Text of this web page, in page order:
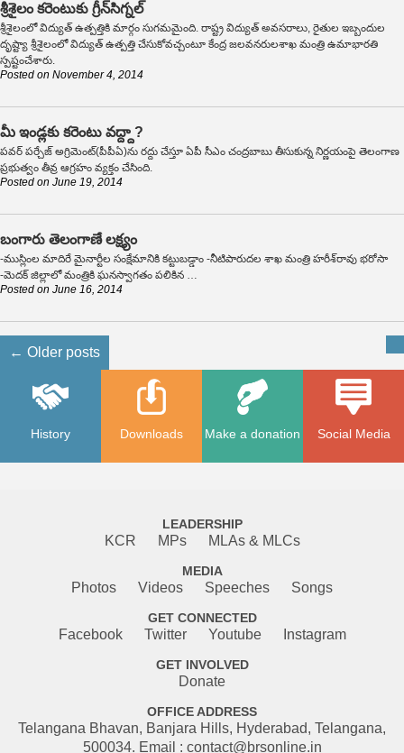
శ్రీశైలం కరెంటుకు గ్రీన్‌సిగ్నల్
శ్రీశైలంలో విద్యుత్ ఉత్పత్తికి మార్గం సుగమమైంది. రాష్ట్ర విద్యుత్ అవసరాలు, రైతుల ఇబ్బందుల
దృష్ట్యా శ్రీశైలంలో విద్యుత్ ఉత్పత్తి చేసుకోవచ్చంటూ కేంద్ర జలవనరులశాఖ మంత్రి ఉమాభారతి
స్పష్టంచేశారు.
Posted on November 4, 2014
మీ ఇండ్లకు కరెంటు వద్ద్దా?
పవర్ పర్చేజ్ అగ్రిమెంట్(పీపీఏ)ను రద్దు చేస్తూ ఏపీ సీఎం చంద్రబాబు తీసుకున్న నిర్ణయంపై తెలంగాణ
ప్రభుత్వం తీవ్ర ఆగ్రహం వ్యక్తం చేసింది.
Posted on June 19, 2014
బంగారు తెలంగాణే లక్ష్యం
-ముస్లింల మాదిరే మైనార్టీల సంక్షేమానికి కట్టుబడ్డాం -నీటిపారుదల శాఖ మంత్రి హరీశ్‌రావు భరోసా
-మెదక్ జిల్లాలో మంత్రికి ఘనస్వాగతం పలికిన …
Posted on June 16, 2014
← Older posts
History Social Media
Downloads Make a donation
LEADERSHIP
KCR MPs MLAs & MLCs
MEDIA
Photos Videos Speeches Songs
GET CONNECTED
Facebook Twitter Youtube Instagram
GET INVOLVED
Donate
OFFICE ADDRESS
Telangana Bhavan, Banjara Hills, Hyderabad, Telangana,
500034. Email : contact@brsonline.in